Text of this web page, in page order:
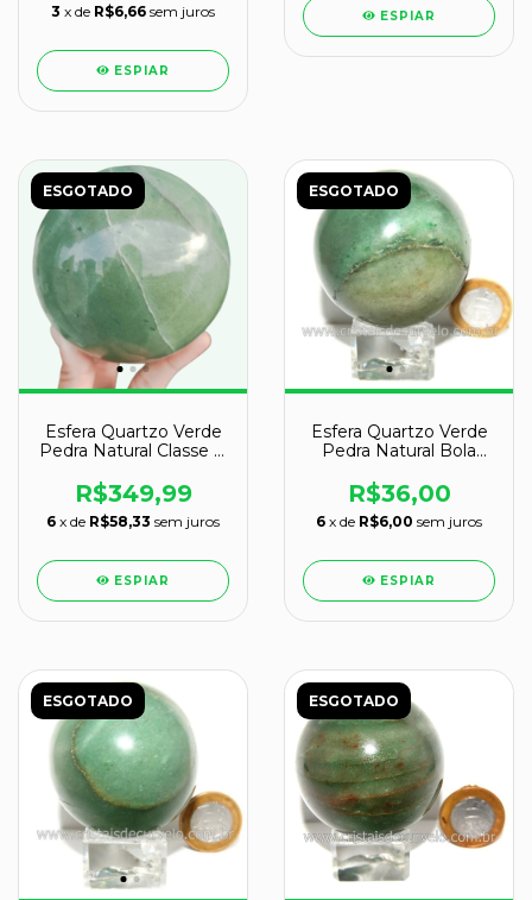
3 x de R$6,66 sem juros
ESPIAR
ESPIAR
ESGOTADO
Esfera Quartzo Verde
Pedra Natural Classe B
R$349,99
6 x de R$58,33 sem juros
ESPIAR
ESGOTADO
Esfera Quartzo Verde
Pedra Natural Bola
R$36,00
6 x de R$6,00 sem juros
ESPIAR
ESGOTADO ESGOTADO